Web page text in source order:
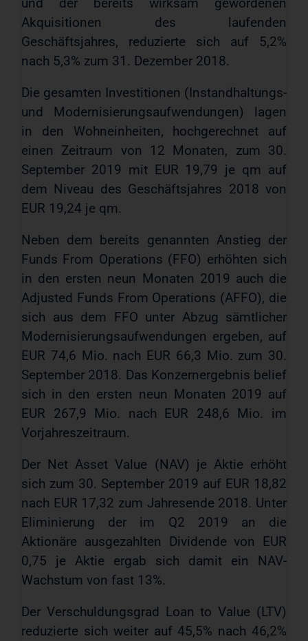
Akquisitionen des laufenden
Geschäftsjahres, reduzierte sich auf 5,2%
nach 5,3% zum 31. Dezember 2018.
Die gesamten Investitionen (Instandhaltungs-
und Modernisierungsaufwendungen) lagen
in den Wohneinheiten, hochgerechnet auf
einen Zeitraum von 12 Monaten, zum 30.
September 2019 mit EUR 19,79 je qm auf
dem Niveau des Geschäftsjahres 2018 von
EUR 19,24 je qm.
Neben dem bereits genannten Anstieg der
Funds From Operations (FFO) erhöhten sich
in den ersten neun Monaten 2019 auch die
Adjusted Funds From Operations (AFFO), die
sich aus dem FFO unter Abzug sämtlicher
Modernisierungsaufwendungen ergeben, auf
EUR 74,6 Mio. nach EUR 66,3 Mio. zum 30.
September 2018. Das Konzernergebnis belief
sich in den ersten neun Monaten 2019 auf
EUR 267,9 Mio. nach EUR 248,6 Mio. im
Vorjahreszeitraum.
Der Net Asset Value (NAV) je Aktie erhöht
sich zum 30. September 2019 auf EUR 18,82
nach EUR 17,32 zum Jahresende 2018. Unter
Eliminierung der im Q2 2019 an die
Aktionäre ausgezahlten Dividende von EUR
0,75 je Aktie ergab sich damit ein NAV-
Wachstum von fast 13%.
Der Verschuldungsgrad Loan to Value (LTV)
reduzierte sich weiter auf 45,5% nach 46,2%